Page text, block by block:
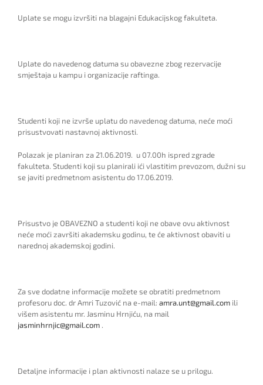
Uplate se mogu izvršiti na blagajni Edukacijskog fakulteta.
Uplate do navedenog datuma su obavezne zbog rezervacije
smještaja u kampu i organizacije raftinga.
Studenti koji ne izvrše uplatu do navedenog datuma, neće moći
prisustvovati nastavnoj aktivnosti.
Polazak je planiran za 21.06.2019. u 07.00h ispred zgrade
fakulteta. Studenti koji su planirali ići vlastitim prevozom, dužni su
se javiti predmetnom asistentu do 17.06.2019.
Prisustvo je OBAVEZNO a studenti koji ne obave ovu aktivnost
neće moći završiti akademsku godinu, te će aktivnost obaviti u
narednoj akademskoj godini.
Za sve dodatne informacije možete se obratiti predmetnom
profesoru doc. dr Amri Tuzović na e-mail: amra.unt@gmail.com ili
višem asistentu mr. Jasminu Hrnjiću, na mail
jasminhrnjic@gmail.com .
Detaljne informacije i plan aktivnosti nalaze se u prilogu.